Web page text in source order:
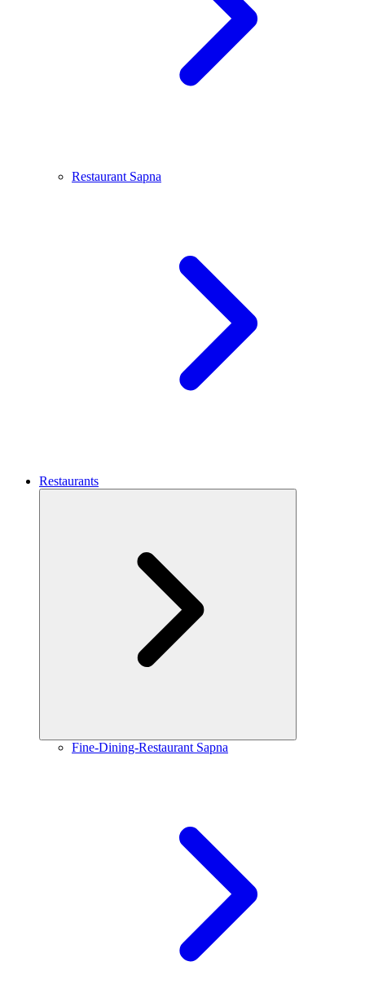
Restaurant Sapna
Restaurants
Fine-Dining-Restaurant Sapna